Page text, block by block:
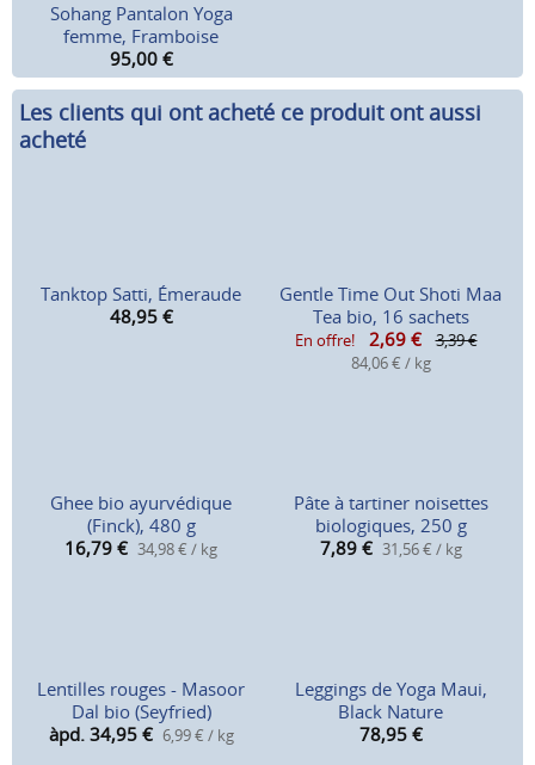
Sohang Pantalon Yoga
femme, Framboise
95,00 €
Les clients qui ont acheté ce produit ont aussi
acheté
Tanktop Satti, Émeraude
48,95 €
Gentle Time Out Shoti Maa
Tea bio, 16 sachets
En offre! 2,69 €
3,39 €
84,06 € / kg
Ghee bio ayurvédique
(Finck), 480 g
16,79 € 34,98 € / kg
Pâte à tartiner noisettes
biologiques, 250 g
7,89 € 31,56 € / kg
Lentilles rouges - Masoor
Dal bio (Seyfried)
àpd. 34,95 € 6,99 € / kg
Leggings de Yoga Maui,
Black Nature
78,95 €